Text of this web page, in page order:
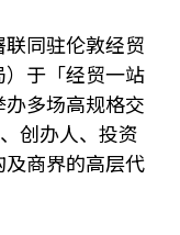
同驻伦敦经贸
于「经贸一站
多场高规格交
创办人、投资
商界的高层代